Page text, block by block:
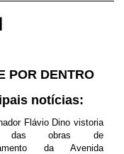
POR DENTRO
notícias:
Flávio Dino vistoria
das obras de
da Avenida